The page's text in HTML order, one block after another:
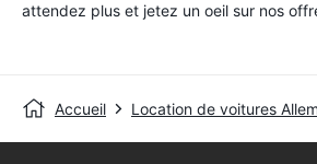
attendez plus et jetez un oeil sur nos
Accueil Location de voitures